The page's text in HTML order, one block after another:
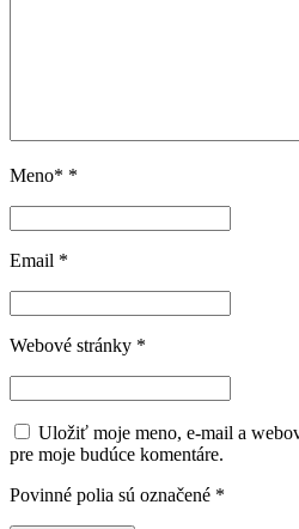
Meno* *
Email *
Webové stránky *
Uložiť moje meno, e-mail a
pre moje budúce komentáre.
Povinné polia sú označené *